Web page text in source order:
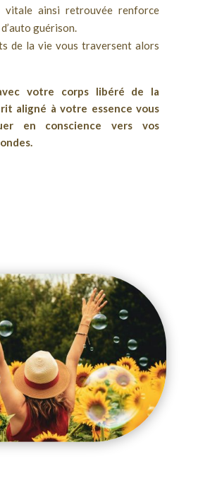
vitale ainsi retrouvée renforce
guérison.
de la vie vous traversent alors
votre corps libéré de la
aligné à votre essence vous
en conscience vers vos